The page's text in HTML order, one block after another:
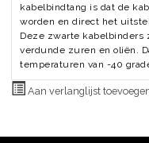
kabelbindtang is dat de
worden en direct het
Deze zwarte kabelbinders
verdunde zuren en oliën.
temperaturen van -40
Aan verlanglijst